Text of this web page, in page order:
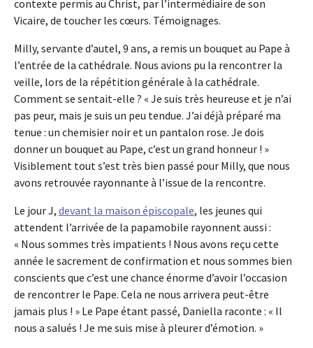
contexte permis au Christ, par l’intermédiaire de son
Vicaire, de toucher les cœurs. Témoignages.
Milly, servante d’autel, 9 ans, a remis un bouquet au Pape à
l’entrée de la cathédrale. Nous avions pu la rencontrer la
veille, lors de la répétition générale à la cathédrale.
Comment se sentait-elle ? « Je suis très heureuse et je n’ai
pas peur, mais je suis un peu tendue. J’ai déjà préparé ma
tenue : un chemisier noir et un pantalon rose. Je dois
donner un bouquet au Pape, c’est un grand honneur ! »
Visiblement tout s’est très bien passé pour Milly, que nous
avons retrouvée rayonnante à l’issue de la rencontre.
Le jour J, devant la maison épiscopale, les jeunes qui
attendent l’arrivée de la papamobile rayonnent aussi :
« Nous sommes très impatients ! Nous avons reçu cette
année le sacrement de confirmation et nous sommes bien
conscients que c’est une chance énorme d’avoir l’occasion
de rencontrer le Pape. Cela ne nous arrivera peut-être
jamais plus ! » Le Pape étant passé, Daniella raconte : « Il
nous a salués ! Je me suis mise à pleurer d’émotion. »